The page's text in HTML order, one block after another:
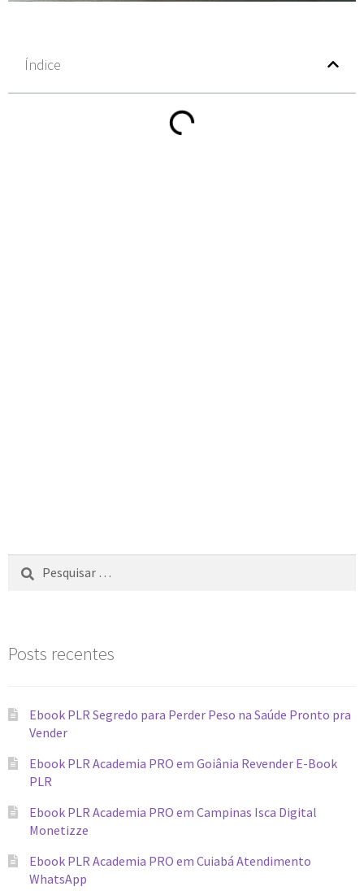
Índice
Posts recentes
Ebook PLR Segredo para Perder Peso na Saúde Pronto pra
Vender
Ebook PLR Academia PRO em Goiânia Revender E-Book
PLR
Ebook PLR Academia PRO em Campinas Isca Digital
Monetizze
Ebook PLR Academia PRO em Cuiabá Atendimento
WhatsApp